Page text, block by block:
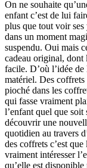
On ne souhaite
enfant c’est de lui
plus que tout voir
dans un moment
suspendu. Oui mais
cadeau original, dont
facile. D’où l’idée
matériel. Des
pioché dans les
qui fasse vraiment
l’enfant quel que soit
découvrir une
quotidien au travers
des coffrets c’est
vraiment intéresser
qu’elle est